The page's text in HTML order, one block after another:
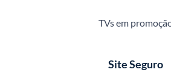
TVs em
Site Seguro